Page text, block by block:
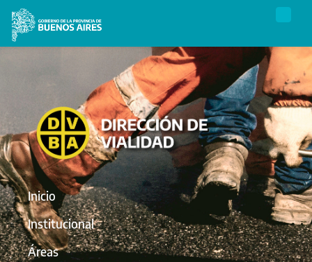
Inicio
Institucional
Áreas